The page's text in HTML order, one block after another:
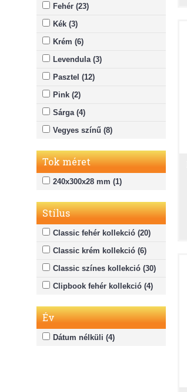
Fehér (23)
Kék (3)
Krém (6)
Levendula (3)
Pasztel (12)
Pink (2)
Sárga (4)
Vegyes színű (8)
Tok méret
240x300x28 mm (1)
Stílus
Classic fehér kollekció (20)
Classic krém kollekció (6)
Classic színes kollekció (30)
Clipbook fehér kollekció (4)
Év
Dátum nélküli (4)